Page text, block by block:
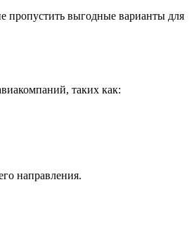
пропустить выгодные варианты для
таких как:
направления.